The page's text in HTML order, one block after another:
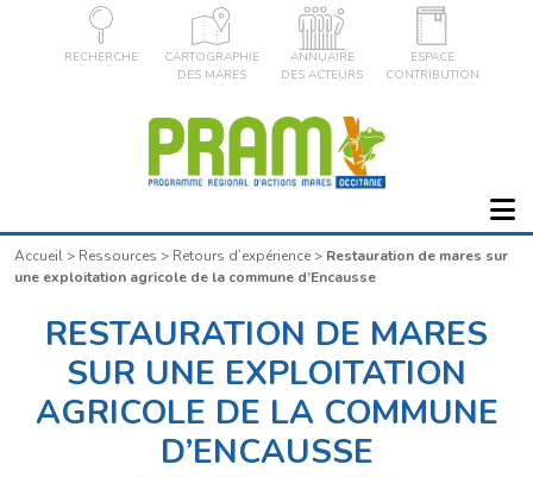
RECHERCHE
CARTOGRAPHIE
DES MARES
ANNUAIRE
DES ACTEURS
ESPACE
CONTRIBUTION
Accueil> Ressources > Retours d’expérience> Restauration de mares sur
une exploitation agricole de la commune d’Encausse
RESTAURATION DE MARES
SUR UNE EXPLOITATION
AGRICOLE DE LA COMMUNE
D’ENCAUSSE